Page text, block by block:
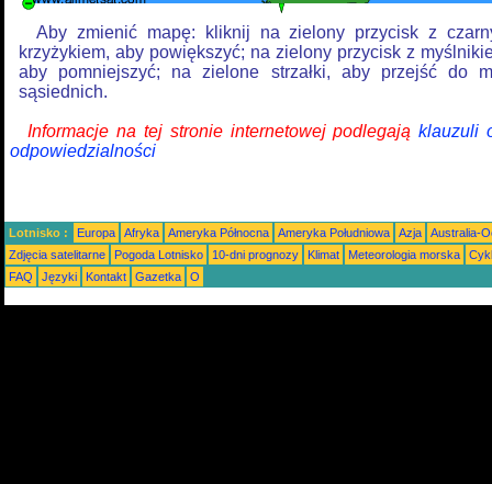
Aby zmienić mapę: kliknij na zielony przycisk z
krzyżykiem, aby powiększyć; na zielony przycisk z
aby pomniejszyć; na zielone strzałki, aby przejść do
sąsiednich.
Informacje na tej stronie internetowej podlegająklauzuli
odpowiedzialności
Lotnisko : Europa Afryka Ameryka Północna Ameryka Południowa Azja
Australia-
Zdjęcia satelitarne
Pogoda Lotnisko 10-dni prognozy Klimat Meteorologia morska
FAQ
Języki Kontakt Gazetka O